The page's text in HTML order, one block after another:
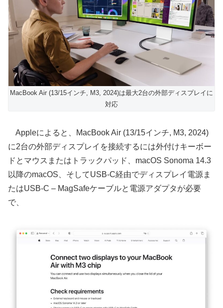
MacBook Air (13/15インチ, M3, 2024)は最大2台の外部ディスプレイに
対応
Appleによると、MacBook Air (13/15インチ, M3, 2024)
に2台の外部ディスプレイを接続するには外付けキーボー
ドとマウスまたはトラックパッド、macOS Sonoma 14.3
以降のmacOS、そしてUSB-C経由でディスプレイ電源ま
たはUSB-C – MagSafeケーブルと電源アダプタが必要
で、